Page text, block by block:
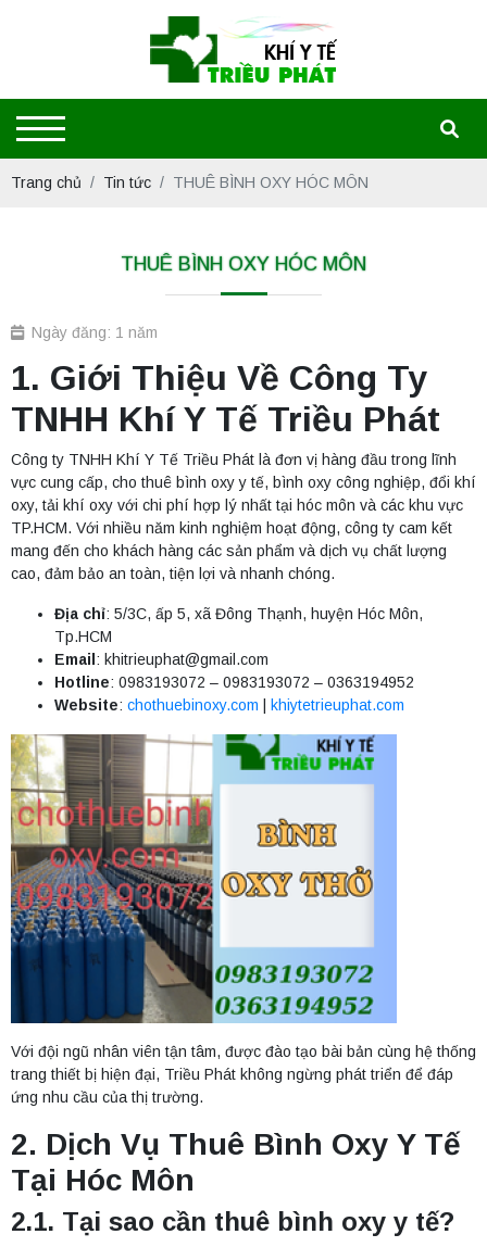
Trang chủ Tin tức THUÊ BÌNH OXY HÓC MÔN
THUÊ BÌNH OXY HÓC MÔN
Ngày đăng: 1 năm
1. Giới Thiệu Về Công Ty
TNHH Khí Y Tế Triều Phát
Công ty TNHH Khí Y Tế Triều Phát là đơn vị hàng đầu trong lĩnh
vực cung cấp, cho thuê bình oxy y tế, bình oxy công nghiệp, đổi khí
oxy, tải khí oxy với chi phí hợp lý nhất tại hóc môn và các khu vực
TP.HCM. Với nhiều năm kinh nghiệm hoạt động, công ty cam kết
mang đến cho khách hàng các sản phẩm và dịch vụ chất lượng
cao, đảm bảo an toàn, tiện lợi và nhanh chóng.
Địa chỉ: 5/3C, ấp 5, xã Đông Thạnh, huyện Hóc Môn,
Tp.HCM
Email : khitrieuphat@gmail.com
Hotline: 0983193072 – 0983193072 – 0363194952
Website: chothuebinoxy.com khiytetrieuphat.com
Với đội ngũ nhân viên tận tâm, được đào tạo bài bản cùng hệ thống
trang thiết bị hiện đại, Triều Phát không ngừng phát triển để đáp
ứng nhu cầu của thị trường.
2. Dịch Vụ Thuê Bình Oxy Y Tế
Tại Hóc Môn
2.1. Tại sao cần thuê bình oxy y tế?